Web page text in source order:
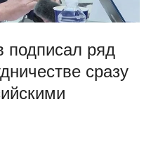
подписал ряд
сразу